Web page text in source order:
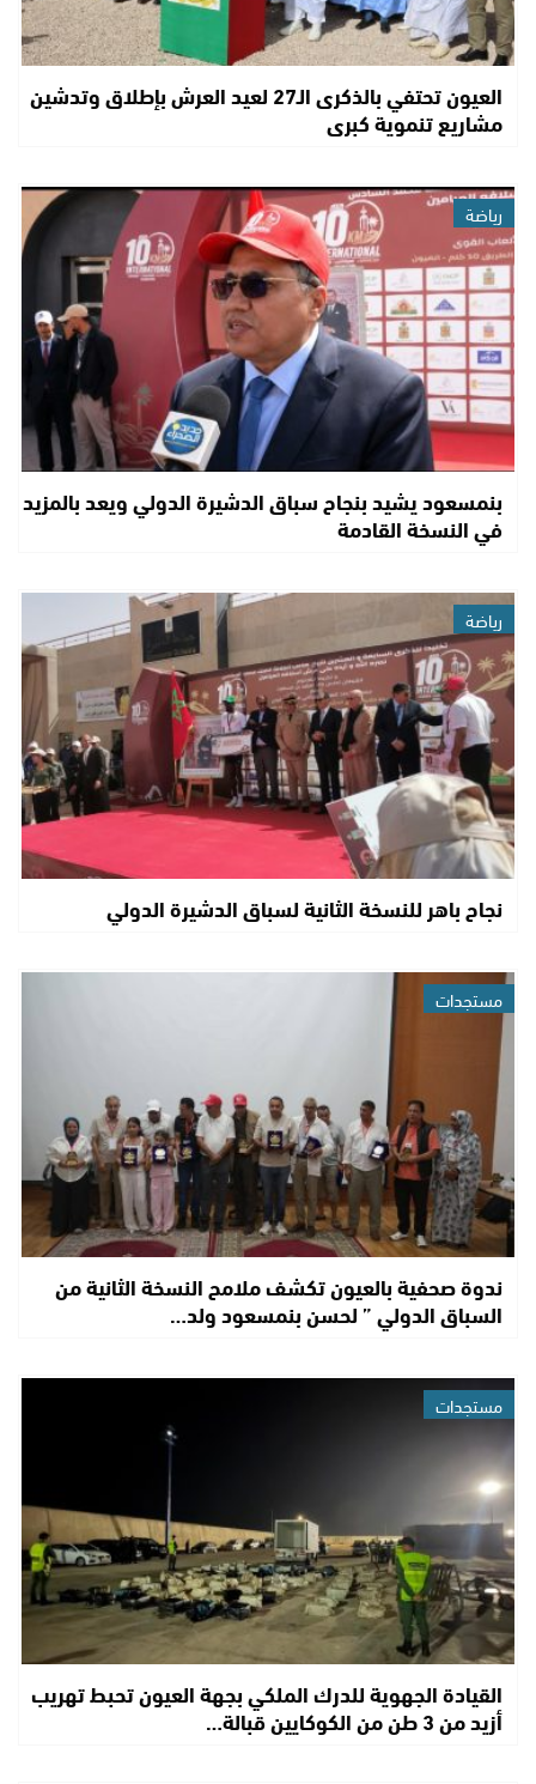
العيون تحتفي بالذكرى الـ27 لعيد العرش بإطلاق وتدشين
مشاريع تنموية كبرى
رياضة
بنمسعود يشيد بنجاح سباق الدشيرة الدولي ويعد بالمزيد
في النسخة القادمة
رياضة
نجاح باهر للنسخة الثانية لسباق الدشيرة الدولي
مستجدات
ندوة صحفية بالعيون تكشف ملامح النسخة الثانية من
السباق الدولي ” لحسن بنمسعود ولد…
مستجدات
القيادة الجهوية للدرك الملكي بجهة العيون تحبط تهريب
أزيد من 3 طن من الكوكايين قبالة…